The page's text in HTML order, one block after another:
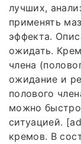
лучших,
применять
эффекта.
ожидать.
члена
ожидание и
полового
можно быстро
ситуацией.
кремов. В